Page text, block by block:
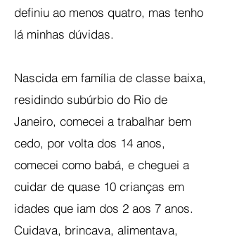
definiu ao menos quatro, mas tenho
lá minhas dúvidas.
Nascida em família de classe baixa,
residindo subúrbio do Rio de
Janeiro, comecei a trabalhar bem
cedo, por volta dos 14 anos,
comecei como babá, e cheguei a
cuidar de quase 10 crianças em
idades que iam dos 2 aos 7 anos.
Cuidava, brincava, alimentava,